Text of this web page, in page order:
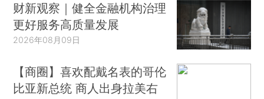
财新观察｜健全金融机构治理
更好服务高质量发展
2026年08月09日
【商圈】喜欢配戴名表的哥伦
比亚新总统 商人出身拉美右